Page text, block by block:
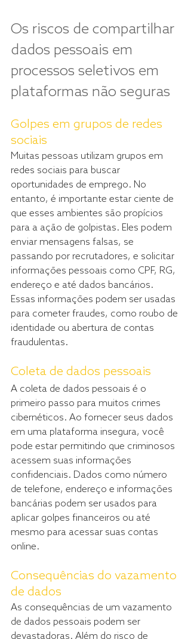
Os riscos de compartilhar
dados pessoais em
processos seletivos em
plataformas não seguras
Golpes em grupos de redes
sociais
Muitas pessoas utilizam grupos em
redes sociais para buscar
oportunidades de emprego. No
entanto, é importante estar ciente de
que esses ambientes são propícios
para a ação de golpistas. Eles podem
enviar mensagens falsas, se
passando por recrutadores, e solicitar
informações pessoais como CPF, RG,
endereço e até dados bancários.
Essas informações podem ser usadas
para cometer fraudes, como roubo de
identidade ou abertura de contas
fraudulentas.
Coleta de dados pessoais
A coleta de dados pessoais é o
primeiro passo para muitos crimes
cibernéticos. Ao fornecer seus dados
em uma plataforma insegura, você
pode estar permitindo que criminosos
acessem suas informações
confidenciais. Dados como número
de telefone, endereço e informações
bancárias podem ser usados para
aplicar golpes financeiros ou até
mesmo para acessar suas contas
online.
Consequências do vazamento
de dados
As consequências de um vazamento
de dados pessoais podem ser
devastadoras. Além do risco de